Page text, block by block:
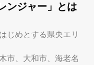
ンジャー」とは
じめとする県央エリ
市、大和市、海老名